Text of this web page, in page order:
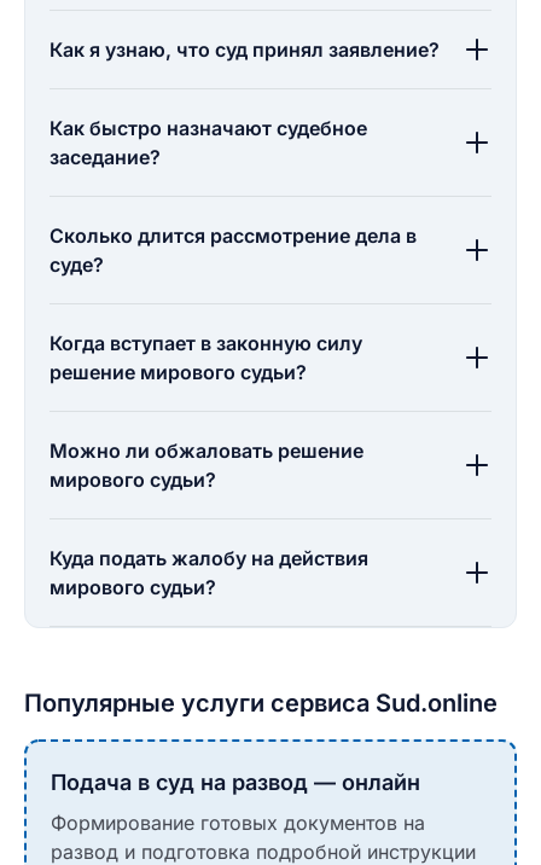
Как я узнаю, что суд принял заявление?
Как быстро назначают судебное
заседание?
Сколько длится рассмотрение дела в
суде?
Когда вступает в законную силу
решение мирового судьи?
Можно ли обжаловать решение
мирового судьи?
Куда подать жалобу на действия
мирового судьи?
Популярные услуги сервиса Sud.online
Подача в суд на развод — онлайн
Формирование готовых документов на
развод и подготовка подробной инструкции